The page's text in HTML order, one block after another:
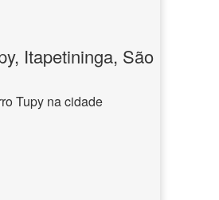
Itapetininga, São
Tupy na cidade